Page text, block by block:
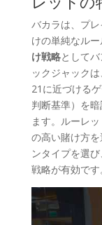
バカラは、プ
けの単純なルー
け戦略として
ックジャック
21に近づける
判断基準）を
ます。ルーレ
の高い賭け方
ンタイプを選
戦略が有効です